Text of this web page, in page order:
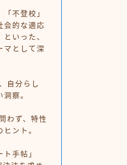
不登校」
会的な適応
いった、
マとして深
自分らし
察。
わず、特性
ント。
手帖」